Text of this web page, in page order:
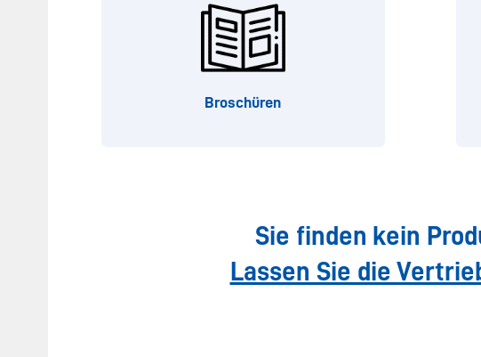
Broschüren
Sie finden kein
Lassen Sie die